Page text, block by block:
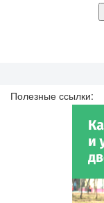
Полезные ссылки: